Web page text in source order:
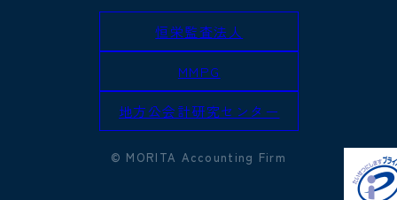
恒栄監査法人
MMPG
地方公会計研究センター
© MORITA Accounting Firm